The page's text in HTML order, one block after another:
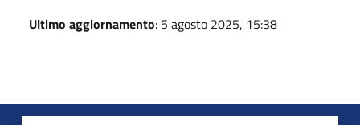
Ultimo aggiornamento: 5 agosto 2025, 15:38